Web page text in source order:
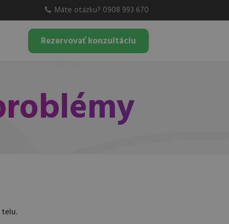
Máte otázku? 0908 993 670
Rezervovať konzultáciu
telu.